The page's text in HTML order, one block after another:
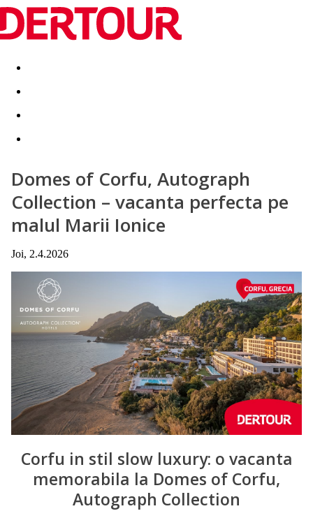
Destinatii Vacanta perfecta OFERTE DE NERATAT
Domes of Corfu, Autograph
Collection – vacanta perfecta pe
malul Marii Ionice
Joi, 2.4.2026
Corfu in stil slow luxury: o vacanta
memorabila la Domes of Corfu,
Autograph Collection